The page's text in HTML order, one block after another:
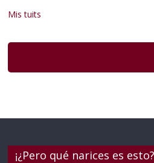
Mis tuits
¡¿Pero qué narices es